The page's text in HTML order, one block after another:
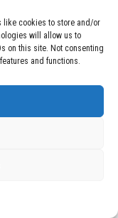
like cookies to store and/or
will allow us to
on this site. Not consenting
and functions.
km de rango
Balizas V16
a Partir de
Residencia